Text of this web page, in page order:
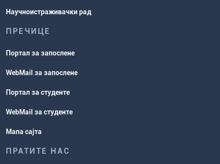
Научноистраживачки рад
ПРЕЧИЦЕ
Портал за запослене
WebMail за запослене
Портал за студенте
WebMail за студенте
Мапа сајта
ПРАТИТЕ НАС